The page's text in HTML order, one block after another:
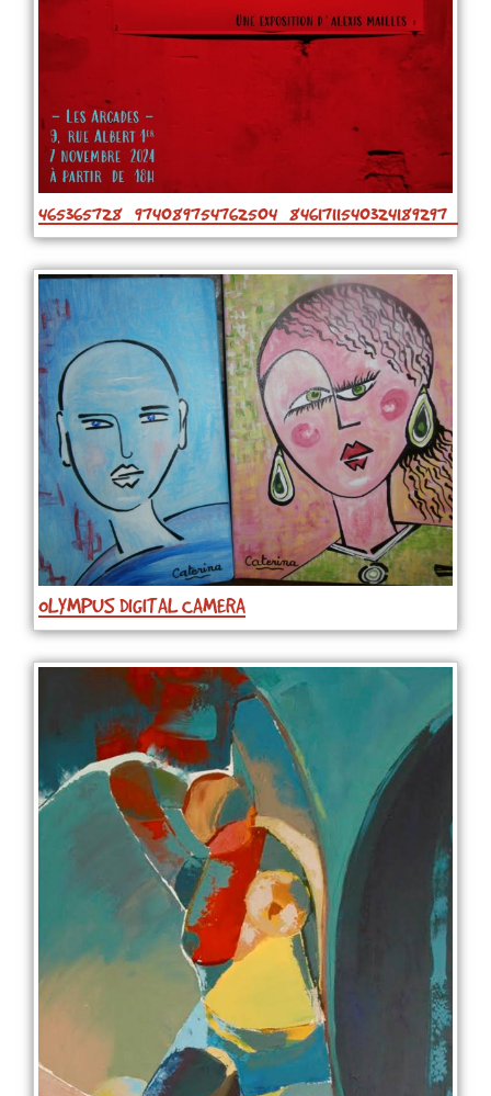
465365728_974089754762504_8461711540324189297_n
OLYMPUS DIGITAL CAMERA